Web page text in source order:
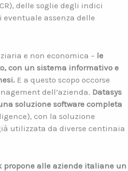
delle soglie degli indici
assenza delle
e non economica – le
con un sistema informativo e
E a questo scopo occorse
dell’azienda. Datasys
soluzione software completa
con la soluzione
utilizzata da diverse centinaia
propone alle aziende italiane un